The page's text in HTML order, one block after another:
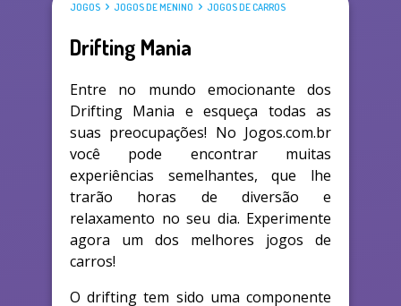
JOGOS JOGOS DE MENINO JOGOS DE CARROS
Drifting Mania
Entre no mundo emocionante dos
Drifting Mania e esqueça todas as
suas preocupações! No Jogos.com.br
você pode encontrar muitas
experiências semelhantes, que lhe
trarão horas de diversão e
relaxamento no seu dia. Experimente
agora um dos melhores jogos de
carros!
O drifting tem sido uma componente